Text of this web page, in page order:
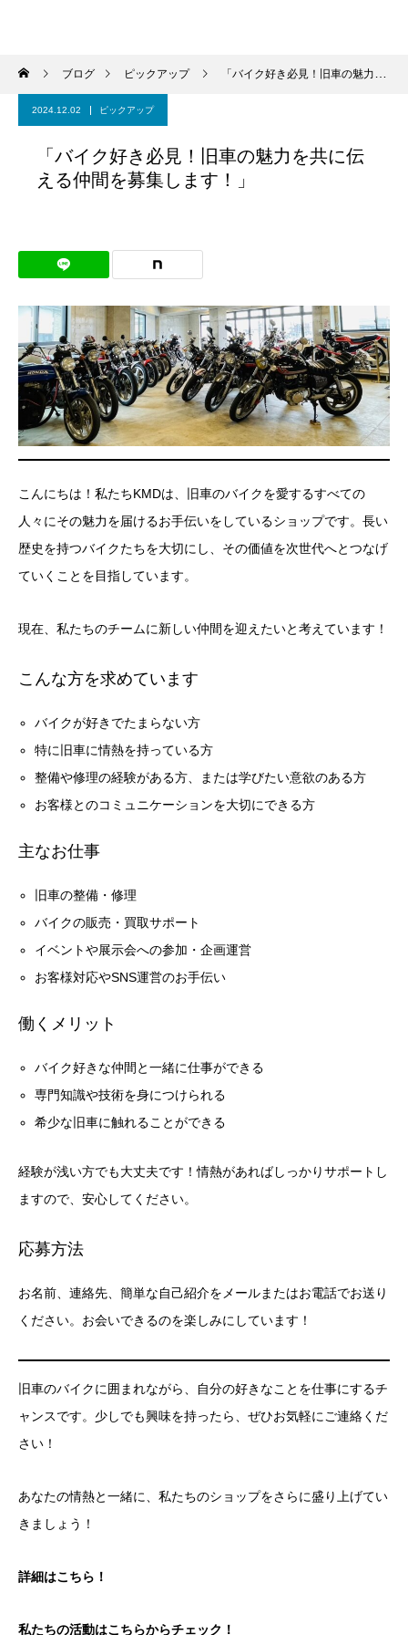
ブログ ピックアップ 「バイク好き必見！旧車の魅力を共に伝える仲間を募集します！」
2024.12.02 ピックアップ
「バイク好き必見！旧車の魅力を共に伝
える仲間を募集します！」
こんにちは！私たちKMDは、旧車のバイクを愛するすべての
人々にその魅力を届けるお手伝いをしているショップです。長い
歴史を持つバイクたちを大切にし、その価値を次世代へとつなげ
ていくことを目指しています。
現在、私たちのチームに新しい仲間を迎えたいと考えています！
こんな方を求めています
バイクが好きでたまらない方
特に旧車に情熱を持っている方
整備や修理の経験がある方、または学びたい意欲のある方
お客様とのコミュニケーションを大切にできる方
主なお仕事
旧車の整備・修理
バイクの販売・買取サポート
イベントや展示会への参加・企画運営
お客様対応やSNS運営のお手伝い
働くメリット
バイク好きな仲間と一緒に仕事ができる
専門知識や技術を身につけられる
希少な旧車に触れることができる
経験が浅い方でも大丈夫です！情熱があればしっかりサポートし
ますので、安心してください。
応募方法
お名前、連絡先、簡単な自己紹介をメールまたはお電話でお送り
ください。お会いできるのを楽しみにしています！
旧車のバイクに囲まれながら、自分の好きなことを仕事にするチ
ャンスです。少しでも興味を持ったら、ぜひお気軽にご連絡くだ
さい！
あなたの情熱と一緒に、私たちのショップをさらに盛り上げてい
きましょう！
詳細はこちら！
私たちの活動はこちらからチェック！